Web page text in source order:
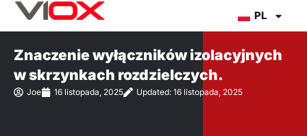
Przejdź
PL
Znaczenie wyłączników izolacyjnych
w skrzynkach rozdzielczych.
Joe 16 listopada, 2025 Updated: 16 listopada, 2025